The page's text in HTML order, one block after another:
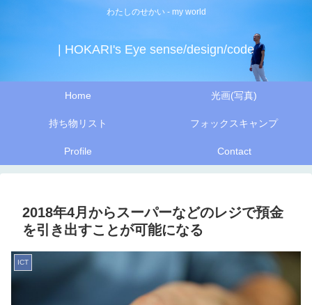
わたしのせかい - my world
| HOKARI's Eye sense/design/code
Home 光画(写真)
持ち物リスト フォックスキャンプ
Profile Contact
2018年4月からスーパーなどのレジで預金
を引き出すことが可能になる
ICT